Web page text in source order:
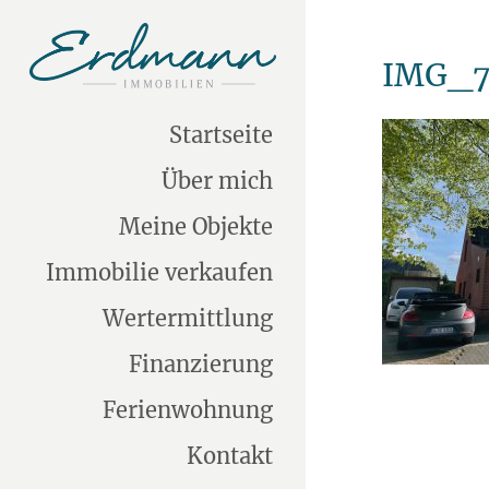
Startseite
Über mich
Meine Objekte
Immobilie verkaufen
Wertermittlung
Finanzierung
Ferienwohnung
Kontakt